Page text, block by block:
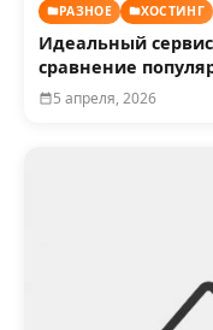
РАЗНОЕ ХОСТИНГ
Идеальный
сравнение
5 апреля, 2026